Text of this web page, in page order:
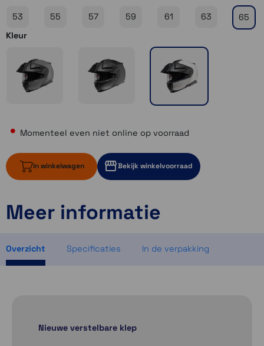
53 55 57 59 61 63
65
Kleur
Momenteel even niet online op voorraad
In winkelwagen Bekijk winkelvoorraad
Momenteel even niet op voorraad
Momenteel even niet op voorraad
Meer informatie
Overzicht Specificaties In de verpakking
Nieuwe verstelbare klep